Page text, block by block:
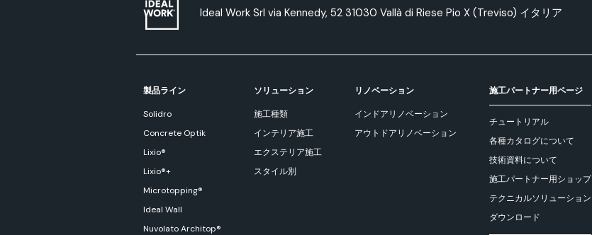
Ideal Work Srl via Kennedy, 52 31030 Vallà di Riese Pio X (Treviso) イタリア
製品ライン
Solidro
Concrete Optik
Lixio®
Lixio®+
Microtopping®
Ideal Wall
Nuvolato Architop®
ソリューション
施工種類
インテリア施工
エクステリア施工
スタイル別
リノベーション
インドアリノベーション
アウトドアリノベーション
施工パートナー用ページ
チュートリアル
各種カタログについて
技術資料について
施工パートナー用ショップ
テクニカルソリューション
ダウンロード